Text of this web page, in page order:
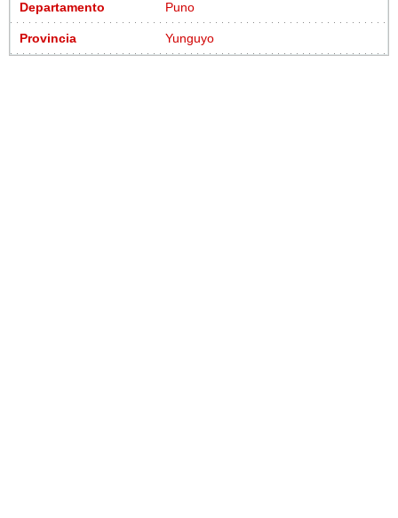
Departamento Puno
Provincia Yunguyo